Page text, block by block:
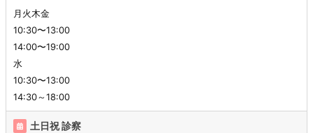
月火木金
10:30〜13:00
14:00〜19:00
水
10:30〜13:00
14:30～18:00
土日祝 診察